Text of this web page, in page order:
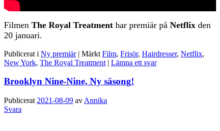
Filmen The Royal Treatment har premiär på Netflix den
20 januari.
Publicerat i Ny premiär | Märkt Film, Frisör, Hairdresser, Netflix,
New York, The Royal Treatment | Lämna ett svar
Brooklyn Nine-Nine, Ny säsong!
Publicerat 2021-08-09 av Annika
Svara